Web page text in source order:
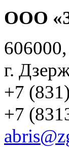
ООО
г.
+7
+7